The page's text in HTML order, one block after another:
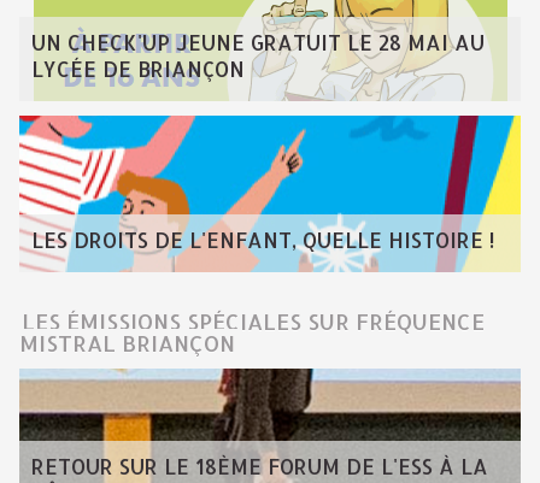
UN CHECK'UP JEUNE GRATUIT LE 28 MAI AU
LYCÉE DE BRIANÇON
LES DROITS DE L'ENFANT, QUELLE HISTOIRE !
LES ÉMISSIONS SPÉCIALES SUR FRÉQUENCE
MISTRAL BRIANÇON
RETOUR SUR LE 18ÈME FORUM DE L'ESS À LA